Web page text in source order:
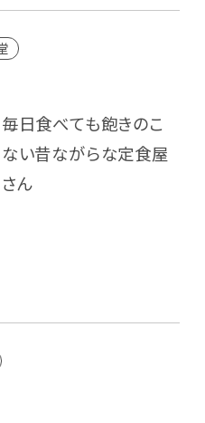
毎日食べても飽きのこ
ない昔ながらな定食屋
さん